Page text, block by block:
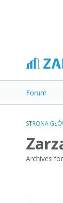
Forum
STRONA
Archives